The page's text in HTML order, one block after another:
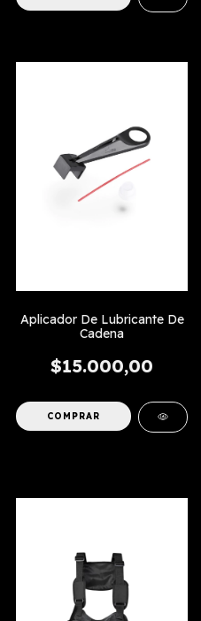
Aplicador De Lubricante De
Cadena
$15.000,00